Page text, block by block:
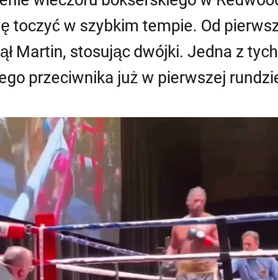
toczyć w szybkim tempie. Od
Martin, stosując dwójki. Jedna z
przeciwnika już w pierwszej